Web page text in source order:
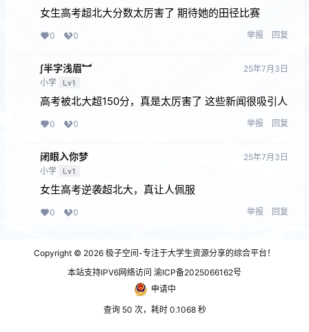
女生高考超北大分数太厉害了 期待她的田径比赛
0 0 举报 回复
∫半字浅眉︼
小学 Lv1
25年7月3日
高考被北大超150分，真是太厉害了 这些新闻很吸引人
0 0 举报 回复
闭眼⼊你梦
小学 Lv1
25年7月3日
女生高考逆袭超北大，真让人佩服
0 0 举报 回复
Copyright © 2026 极子空间-专注于大学生资源分享的综合平台！
本站支持IPV6网络访问 渝ICP备2025066162号
申请中
查询 50 次，耗时 0.1068 秒